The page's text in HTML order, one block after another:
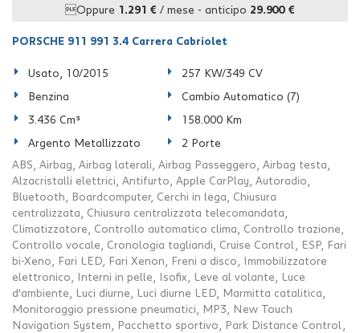
Oppure 1.291 € / mese - anticipo 29.900 €
PORSCHE 911 991 3.4 Carrera Cabriolet
Usato, 10/2015 257 KW/349 CV
Benzina Cambio Automatico (7)
3.436 Cm³ 158.000 Km
Argento Metallizzato
2 Porte
ABS, Airbag, Airbag laterali, Airbag Passeggero, Airbag testa,
Alzacristalli elettrici, Antifurto, Apple CarPlay, Autoradio,
Bluetooth, Boardcomputer, Cerchi in lega, Chiusura
centralizzata, Chiusura centralizzata telecomandata,
Climatizzatore, Controllo automatico clima, Controllo trazione,
Controllo vocale, Cronologia tagliandi, Cruise Control, ESP, Fari
bi-Xeno, Fari LED, Fari Xenon, Freni a disco, Immobilizzatore
elettronico, Interni in pelle, Isofix, Leve al volante, Luce
d'ambiente, Luci diurne, Luci diurne LED, Marmitta catalitica,
Monitoraggio pressione pneumatici, MP3, New Touch
Navigation System, Pacchetto sportivo, Park Distance Control,